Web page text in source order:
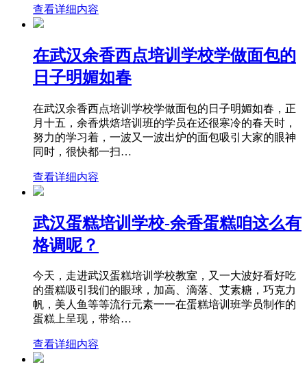
查看详细内容
在武汉余香西点培训学校学做面包的
日子明媚如春
在武汉余香西点培训学校学做面包的日子明媚如春，正
月十五，余香烘焙培训班的学员在还很寒冷的春天时，
努力的学习着，一波又一波出炉的面包吸引大家的眼神
同时，很快都一扫…
查看详细内容
武汉蛋糕培训学校-余香蛋糕咱这么有
格调呢？
今天，走进武汉蛋糕培训学校教室，又一大波好看好吃
的蛋糕吸引我们的眼球，加高、滴落、艾素糖，巧克力
帆，美人鱼等等流行元素一一在蛋糕培训班学员制作的
蛋糕上呈现，带给…
查看详细内容